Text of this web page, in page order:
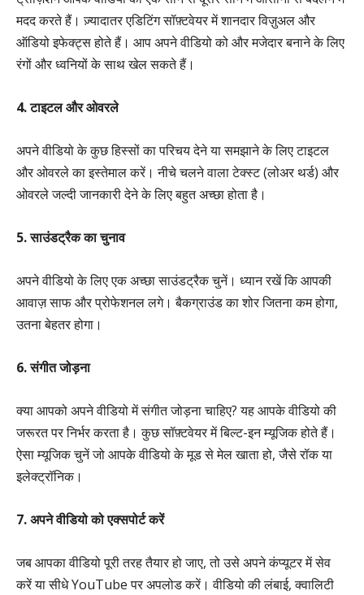
मदद करते हैं। ज़्यादातर एडिटिंग सॉफ़्टवेयर में शानदार विज़ुअल और
ऑडियो इफेक्ट्स होते हैं। आप अपने वीडियो को और मजेदार बनाने के लिए
रंगों और ध्वनियों के साथ खेल सकते हैं।
4. टाइटल और ओवरले
अपने वीडियो के कुछ हिस्सों का परिचय देने या समझाने के लिए टाइटल
और ओवरले का इस्तेमाल करें। नीचे चलने वाला टेक्स्ट (लोअर थर्ड) और
ओवरले जल्दी जानकारी देने के लिए बहुत अच्छा होता है।
5. साउंडट्रैक का चुनाव
अपने वीडियो के लिए एक अच्छा साउंडट्रैक चुनें। ध्यान रखें कि आपकी
आवाज़ साफ और प्रोफेशनल लगे। बैकग्राउंड का शोर जितना कम होगा,
उतना बेहतर होगा।
6. संगीत जोड़ना
क्या आपको अपने वीडियो में संगीत जोड़ना चाहिए? यह आपके वीडियो की
जरूरत पर निर्भर करता है। कुछ सॉफ़्टवेयर में बिल्ट-इन म्यूजिक होते हैं।
ऐसा म्यूजिक चुनें जो आपके वीडियो के मूड से मेल खाता हो, जैसे रॉक या
इलेक्ट्रॉनिक।
7. अपने वीडियो को एक्सपोर्ट करें
जब आपका वीडियो पूरी तरह तैयार हो जाए, तो उसे अपने कंप्यूटर में सेव
करें या सीधे YouTube पर अपलोड करें। वीडियो की लंबाई, क्वालिटी